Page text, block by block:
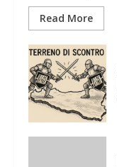
Read More